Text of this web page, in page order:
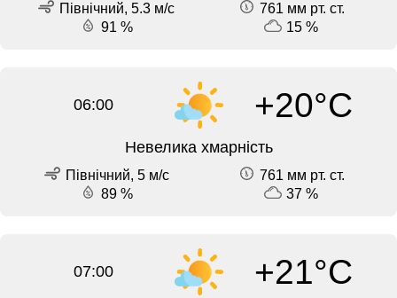
Північний, 5.3 м/с
761 мм рт. ст.
91 %
15 %
06:00 +20°C
Невелика хмарність
Північний, 5 м/с
761 мм рт. ст.
89 %
37 %
07:00 +21°C